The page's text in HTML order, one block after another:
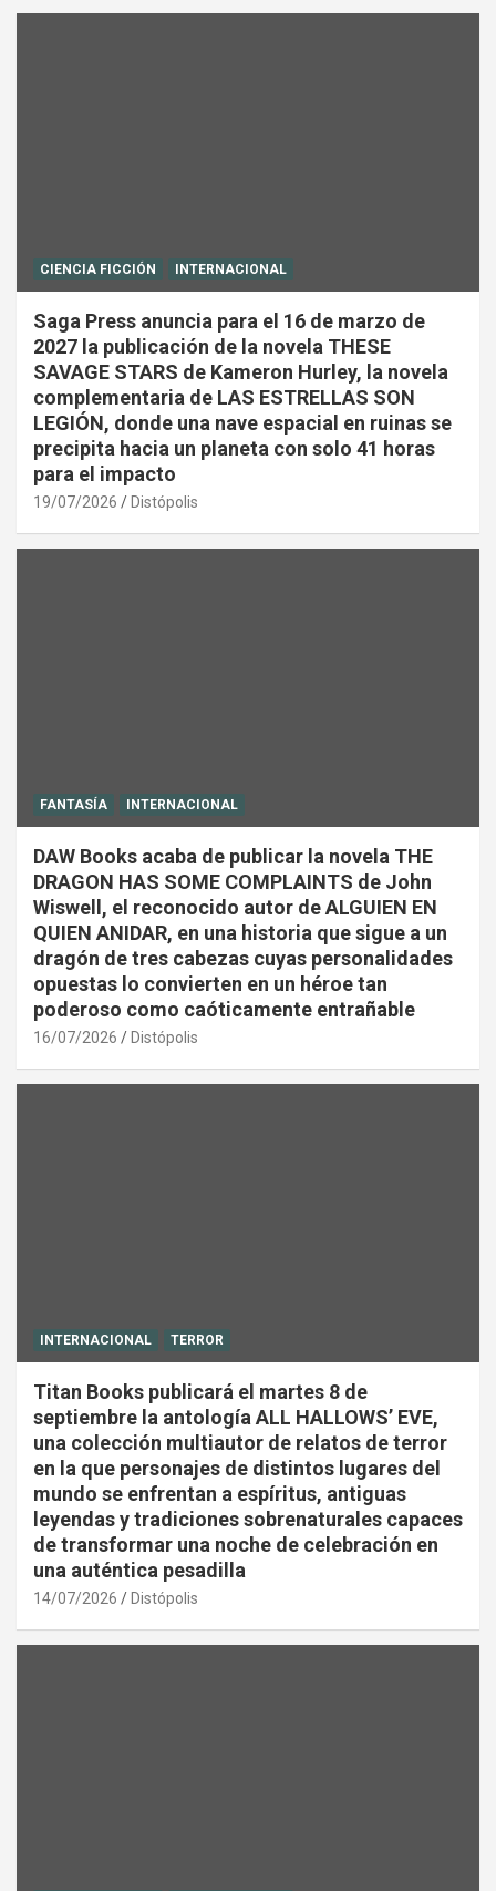
CIENCIA FICCIÓN INTERNACIONAL
Saga Press anuncia para el 16 de marzo de
2027 la publicación de la novela THESE
SAVAGE STARS de Kameron Hurley, la novela
complementaria de LAS ESTRELLAS SON
LEGIÓN, donde una nave espacial en ruinas se
precipita hacia un planeta con solo 41 horas
para el impacto
19/07/2026 Distópolis
FANTASÍA INTERNACIONAL
DAW Books acaba de publicar la novela THE
DRAGON HAS SOME COMPLAINTS de John
Wiswell, el reconocido autor de ALGUIEN EN
QUIEN ANIDAR, en una historia que sigue a un
dragón de tres cabezas cuyas personalidades
opuestas lo convierten en un héroe tan
poderoso como caóticamente entrañable
16/07/2026 Distópolis
INTERNACIONAL TERROR
Titan Books publicará el martes 8 de
septiembre la antología ALL HALLOWS’ EVE,
una colección multiautor de relatos de terror
en la que personajes de distintos lugares del
mundo se enfrentan a espíritus, antiguas
leyendas y tradiciones sobrenaturales capaces
de transformar una noche de celebración en
una auténtica pesadilla
14/07/2026 Distópolis